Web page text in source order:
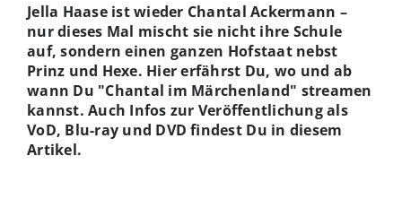
Jella Haase ist wieder Chantal Ackermann –
nur dieses Mal mischt sie nicht ihre Schule
auf, sondern einen ganzen Hofstaat nebst
Prinz und Hexe. Hier erfährst Du, wo und ab
wann Du "Chantal im Märchenland" streamen
kannst. Auch Infos zur Veröffentlichung als
VoD, Blu-ray und DVD findest Du in diesem
Artikel.